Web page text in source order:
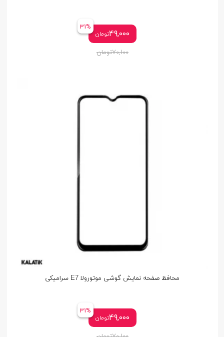
49,000تومان
31%
70,100تومان
محافظ صفحه نمایش گوشی موتورولا E7 سرامیکی
49,000تومان
31%